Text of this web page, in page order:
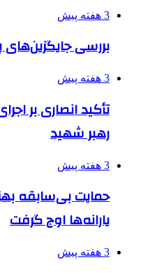
3 هفته پیش
بررسی
3 هفته پیش
تأکید انصاری بر
رهبر شهید
3 هفته پیش
حمایت بی‌سابقه
یارانه‌ها اوج گرفت
3 هفته پیش